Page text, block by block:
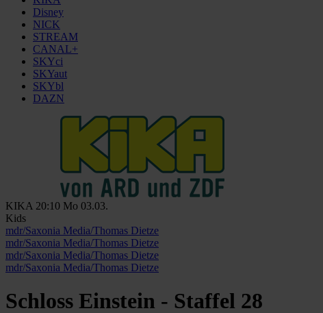
Disney
NICK
STREAM
CANAL+
SKYci
SKYaut
SKYbl
DAZN
KIKA 20:10 Mo 03.03.
Kids
mdr/Saxonia Media/Thomas Dietze
mdr/Saxonia Media/Thomas Dietze
mdr/Saxonia Media/Thomas Dietze
mdr/Saxonia Media/Thomas Dietze
Schloss Einstein - Staffel 28